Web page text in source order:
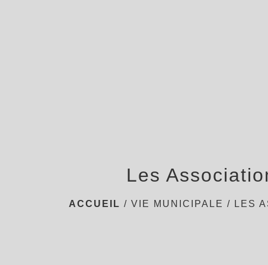
Les
ACCUEIL /VIE MUNICIPALE / LES